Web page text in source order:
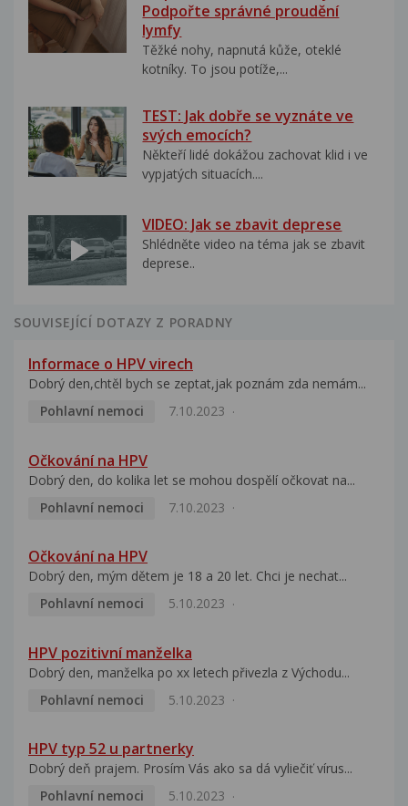
Podpořte správné proudění
lymfy
Těžké nohy, napnutá kůže, oteklé
kotníky. To jsou potíže,...
TEST: Jak dobře se vyznáte ve
svých emocích?
Někteří lidé dokážou zachovat klid i ve
vypjatých situacích....
VIDEO: Jak se zbavit deprese
Shlédněte video na téma jak se zbavit
deprese..
SOUVISEJÍCÍ DOTAZY Z PORADNY
Informace o HPV virech
Dobrý den,chtěl bych se zeptat,jak poznám zda nemám...
Pohlavní nemoci
7.10.2023
Očkování na HPV
Dobrý den, do kolika let se mohou dospělí očkovat na...
Pohlavní nemoci
7.10.2023
Očkování na HPV
Dobrý den, mým dětem je 18 a 20 let. Chci je nechat...
Pohlavní nemoci
5.10.2023
HPV pozitivní manželka
Dobrý den, manželka po xx letech přivezla z Východu...
Pohlavní nemoci
5.10.2023
HPV typ 52 u partnerky
Dobrý deň prajem. Prosím Vás ako sa dá vyliečiť vírus...
Pohlavní nemoci
5.10.2023